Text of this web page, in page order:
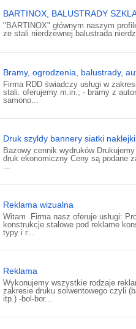
BARTINOX, BALUSTRADY
"BARTINOX" głównym naszym
ze stali nierdzewnej balustrada
Bramy, ogrodzenia, balustrady,
Firma RDD świadczy usługi w
stali. oferujemy m.in.; - bramy z
samono...
Druk szyldy bannery siatki
Bazowy cennik wydruków
druk ekonomiczny Ceny są podane
...
Reklama wizualna
Witam .Firma nasz oferuje usługi:
konstrukcje stalowe pod reklame
typy i r...
Reklama
Wykonujemy wszystkie rodzaje
zakresie druku solwentowego czyli
itp.) -bol-bor...